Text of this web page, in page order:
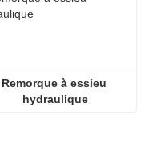
Remorque à essieu
hydraulique